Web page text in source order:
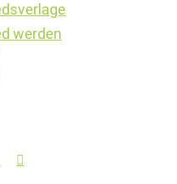
werden
soundcloud